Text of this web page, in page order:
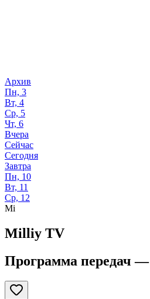
Архив
Пн, 3
Вт, 4
Ср, 5
Чт, 6
Вчера
Сейчас
Сегодня
Завтра
Пн, 10
Вт, 11
Ср, 12
Mi
Milliy TV
Программа передач —